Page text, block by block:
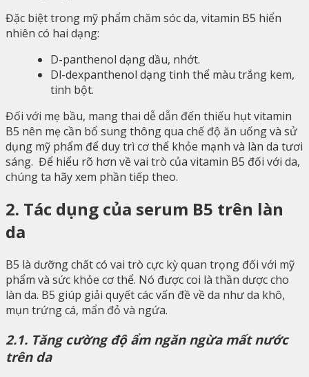
Đặc biệt trong mỹ phẩm chăm sóc da, vitamin B5 hiển
nhiên có hai dạng:
D-panthenol dạng dầu, nhớt.
Dl-dexpanthenol dạng tinh thể màu trắng kem,
tinh bột.
Đối với mẹ bầu, mang thai dễ dẫn đến thiếu hụt vitamin
B5 nên mẹ cần bổ sung thông qua chế độ ăn uống và sử
dụng mỹ phẩm để duy trì cơ thể khỏe mạnh và làn da tươi
sáng. Để hiểu rõ hơn về vai trò của vitamin B5 đối với da,
chúng ta hãy xem phần tiếp theo.
2. Tác dụng của serum B5 trên làn
da
B5 là dưỡng chất có vai trò cực kỳ quan trọng đối với mỹ
phẩm và sức khỏe cơ thể. Nó được coi là thần dược cho
làn da. B5 giúp giải quyết các vấn đề về da như da khô,
mụn trứng cá, mẩn đỏ và ngứa.
2.1. Tăng cường độ ẩm ngăn ngừa mất nước
trên da